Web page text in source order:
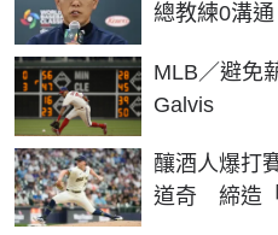
總教練0溝
MLB／避免
Galvis
釀酒人爆打
道奇 締造「